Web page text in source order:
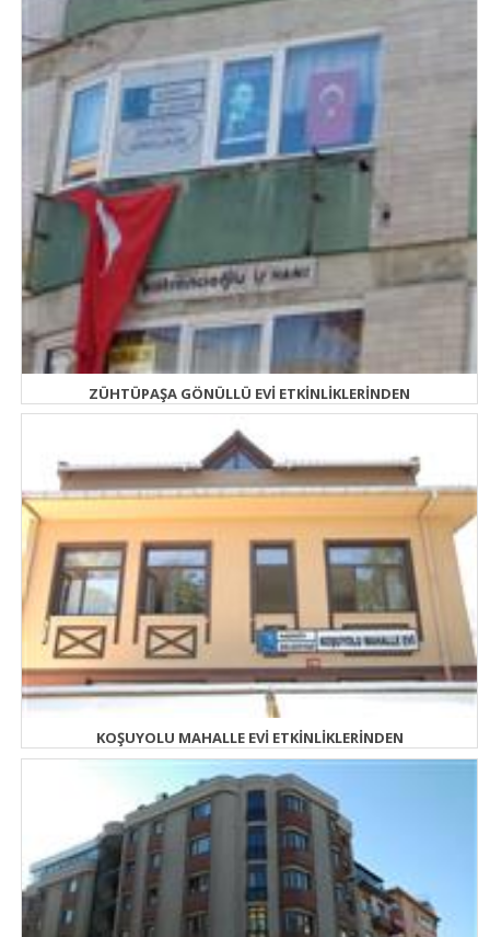
ZÜHTÜPAŞA GÖNÜLLÜ EVİ ETKİNLİKLERİNDEN
KOŞUYOLU MAHALLE EVİ ETKİNLİKLERİNDEN